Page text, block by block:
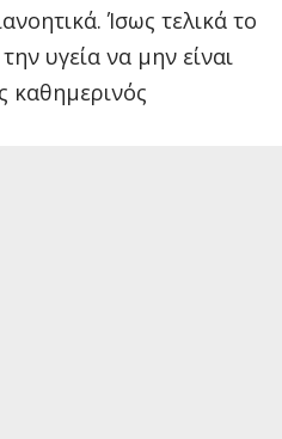
Ίσως τελικά το
υγεία να μην είναι
καθημερινός